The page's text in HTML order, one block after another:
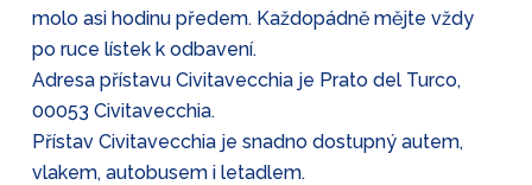
molo asi hodinu předem. Každopádně mějte vždy
po ruce lístek k odbavení.
Adresa přístavu Civitavecchia je Prato del Turco,
00053 Civitavecchia.
Přístav Civitavecchia je snadno dostupný autem,
vlakem, autobusem i letadlem.